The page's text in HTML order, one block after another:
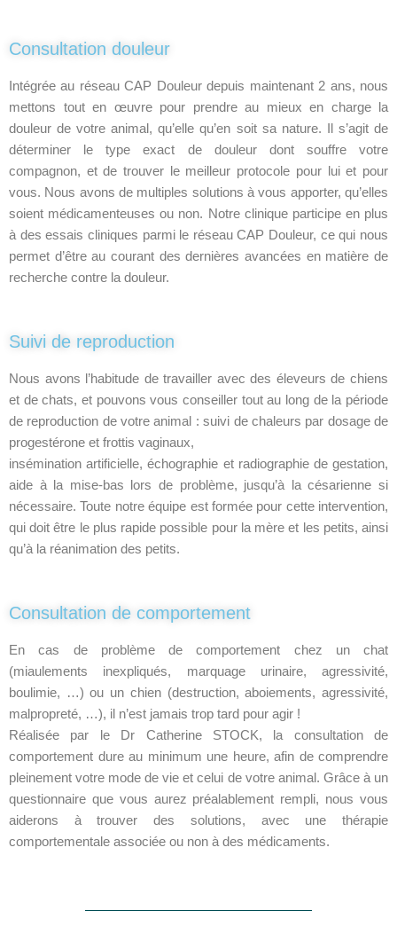
Consultation douleur
Intégrée au réseau CAP Douleur depuis maintenant 2 ans, nous
mettons tout en œuvre pour prendre au mieux en charge la
douleur de votre animal, qu’elle qu’en soit sa nature. Il s’agit de
déterminer le type exact de douleur dont souffre votre
compagnon, et de trouver le meilleur protocole pour lui et pour
vous. Nous avons de multiples solutions à vous apporter, qu’elles
soient médicamenteuses ou non. Notre clinique participe en plus
à des essais cliniques parmi le réseau CAP Douleur, ce qui nous
permet d’être au courant des dernières avancées en matière de
recherche contre la douleur.
Suivi de reproduction
Nous avons l’habitude de travailler avec des éleveurs de chiens
et de chats, et pouvons vous conseiller tout au long de la période
de reproduction de votre animal : suivi de chaleurs par dosage de
progestérone et frottis vaginaux,
insémination artificielle, échographie et radiographie de gestation,
aide à la mise-bas lors de problème, jusqu’à la césarienne si
nécessaire. Toute notre équipe est formée pour cette intervention,
qui doit être le plus rapide possible pour la mère et les petits, ainsi
qu’à la réanimation des petits.
Consultation de comportement
En cas de problème de comportement chez un chat
(miaulements inexpliqués, marquage urinaire, agressivité,
boulimie, …) ou un chien (destruction, aboiements, agressivité,
malpropreté, …), il n’est jamais trop tard pour agir !
Réalisée par le Dr Catherine STOCK, la consultation de
comportement dure au minimum une heure, afin de comprendre
pleinement votre mode de vie et celui de votre animal. Grâce à un
questionnaire que vous aurez préalablement rempli, nous vous
aiderons à trouver des solutions, avec une thérapie
comportementale associée ou non à des médicaments.